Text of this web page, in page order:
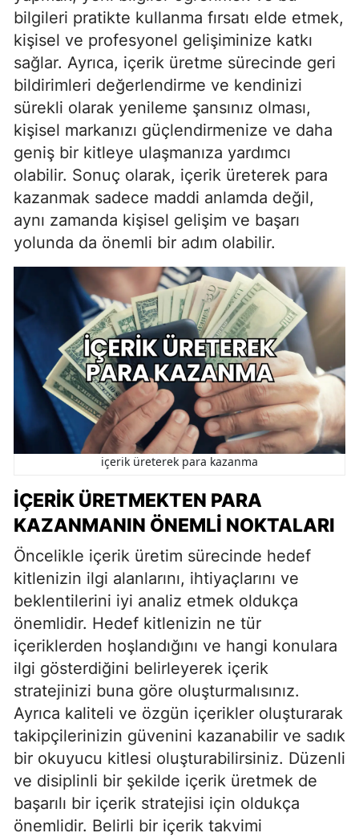
bilgileri pratikte kullanma fırsatı elde etmek,
kişisel ve profesyonel gelişiminize katkı
sağlar. Ayrıca, içerik üretme sürecinde geri
bildirimleri değerlendirme ve kendinizi
sürekli olarak yenileme şansınız olması,
kişisel markanızı güçlendirmenize ve daha
geniş bir kitleye ulaşmanıza yardımcı
olabilir. Sonuç olarak, içerik üreterek para
kazanmak sadece maddi anlamda değil,
aynı zamanda kişisel gelişim ve başarı
yolunda da önemli bir adım olabilir.
içerik üreterek para kazanma
İÇERIK ÜRETMEKTEN PARA
KAZANMANIN ÖNEMLI NOKTALARI
Öncelikle içerik üretim sürecinde hedef
kitlenizin ilgi alanlarını, ihtiyaçlarını ve
beklentilerini iyi analiz etmek oldukça
önemlidir. Hedef kitlenizin ne tür
içeriklerden hoşlandığını ve hangi konulara
ilgi gösterdiğini belirleyerek içerik
stratejinizi buna göre oluşturmalısınız.
Ayrıca kaliteli ve özgün içerikler oluşturarak
takipçilerinizin güvenini kazanabilir ve sadık
bir okuyucu kitlesi oluşturabilirsiniz. Düzenli
ve disiplinli bir şekilde içerik üretmek de
başarılı bir içerik stratejisi için oldukça
önemlidir. Belirli bir içerik takvimi